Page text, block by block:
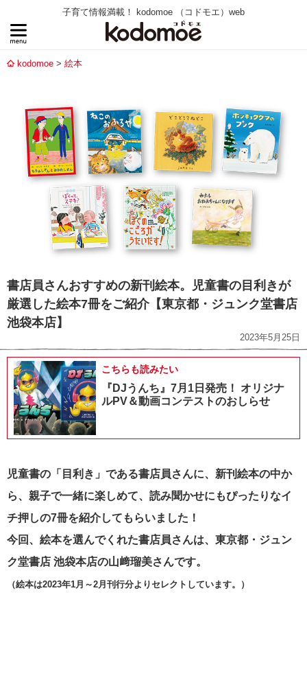
子育て情報満載！ kodomoe （コドモエ）web
kodomoe 絵本
書店員さんおすすめの新刊絵本。児童書の目利きが
厳選した絵本7冊をご紹介【東京都・ジュンク堂書店
池袋本店】
2023年5月25日
こちらも読みたい
『DJうんち』7月1日発売！ オリジナ
ルPV＆動画コンテストのおしらせ
児童書の「目利き」である書店員さんに、新刊絵本の中か
ら、親子で一緒に楽しめて、読み聞かせにもぴったりなイ
チ押しの7冊を紹介してもらいました！
今回、絵本を選んでくれた書店員さんは、東京都・ジュン
ク堂書店 池袋本店の山﨑瑠美さんです。
（絵本は2023年1月～2月刊行分よりセレクトしています。）